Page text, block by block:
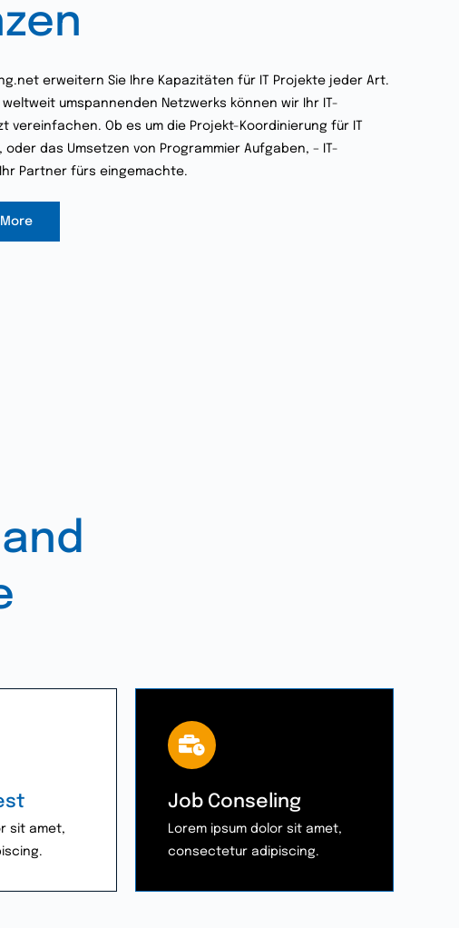
erweitern Sie Ihre Kapazitäten für IT Projekte jeder Art.
weltweit umspannenden Netzwerks können wir Ihr IT-
vereinfachen. Ob es um die Projekt-Koordinierung für IT
oder das Umsetzen von Programmier Aufgaben, – IT-
Partner fürs eingemachte.
sit amet,
Job Conseling
Lorem ipsum dolor sit amet,
consectetur adipiscing.